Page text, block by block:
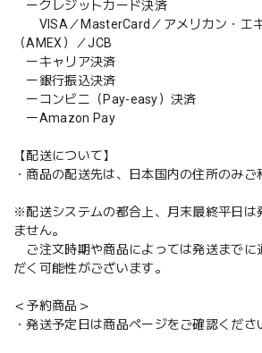
ークレジットカード決済
VISA／MasterCard／アメリカン・エ
（AMEX）／JCB
ーキャリア決済
ー銀行振込決済
ーコンビニ（Pay-easy）決済
ーAmazon Pay
【配送について】
・商品の配送先は、日本国内の住所のみご
※配送システムの都合上、月末最終平日は
ません。
ご注文時期や商品によっては発送までに
だく可能性がございます。
＜予約商品＞
・発送予定日は商品ページをご確認くださ